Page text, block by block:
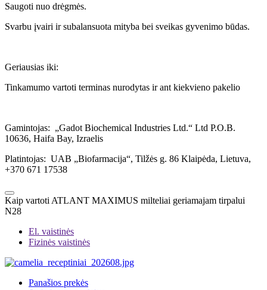
Saugoti nuo drėgmės.
Svarbu įvairi ir subalansuota mityba bei sveikas gyvenimo būdas.
Geriausias iki:
Tinkamumo vartoti terminas nurodytas ir ant kiekvieno pakelio
Gamintojas: „Gadot Biochemical Industries Ltd.“ Ltd P.O.B.
10636, Haifa Bay, Izraelis
Platintojas: UAB „Biofarmacija“, Tilžės g. 86 Klaipėda, Lietuva,
+370 671 17538
Kaip vartoti ATLANT MAXIMUS milteliai geriamajam tirpalui
N28
El. vaistinės
Fizinės vaistinės
Panašios prekės